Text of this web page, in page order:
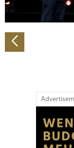
analysieren.
Verwendung
Partner führen
weiteren Daten